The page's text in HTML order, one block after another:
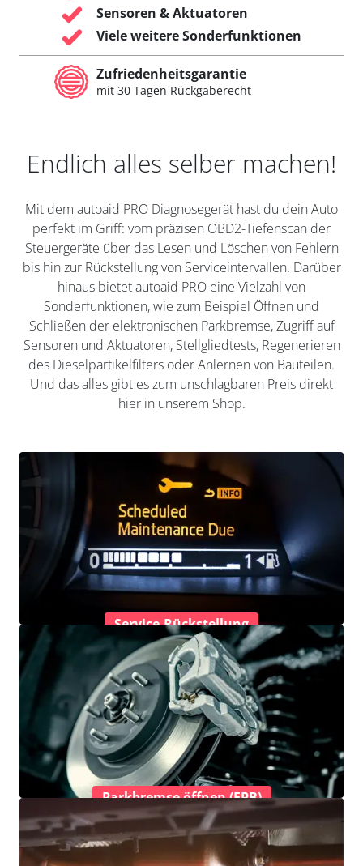
Sensoren & Aktuatoren
Viele weitere Sonderfunktionen
Zufriedenheitsgarantie
mit 30 Tagen Rückgaberecht
Endlich alles selber machen!
Mit dem autoaid PRO Diagnosegerät hast du dein Auto
perfekt im Griff: vom präzisen OBD2-Tiefenscan der
Steuergeräte über das Lesen und Löschen von Fehlern
bis hin zur Rückstellung von Serviceintervallen. Darüber
hinaus bietet autoaid PRO eine Vielzahl von
Sonderfunktionen, wie zum Beispiel Öffnen und
Schließen der elektronischen Parkbremse, Zugriff auf
Sensoren und Aktuatoren, Stellgliedtests, Regenerieren
des Dieselpartikelfilters oder Anlernen von Bauteilen.
Und das alles gibt es zum unschlagbaren Preis direkt
hier in unserem Shop.
Service-Rückstellung
Parkbremse öffnen (EPB)